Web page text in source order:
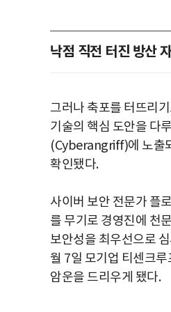
낙점 직전 터진 방산
그러나 축포를 터뜨리
기술의 핵심 도안을 다
(Cyberangriff)에 노출
확인됐다.
사이버 보안 전문가 플
를 무기로 경영진에 천
보안성을 최우선으로
월 7일 모기업 티센크
암운을 드리우게 됐다.